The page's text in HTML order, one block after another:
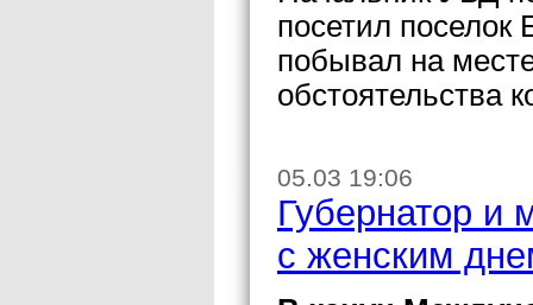
посетил поселок
побывал на
обстоятельства
05.03 19:06
Губернатор и
с женским